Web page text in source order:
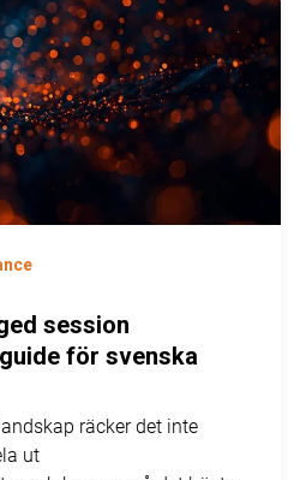
session
för svenska
räcker det inte
ut